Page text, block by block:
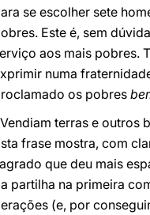
se escolher sete
Este é, sem
aos mais pobres.
numa
os pobres
terras e outros
frase mostra, com
que deu mais
partilha na primeira
(e, por